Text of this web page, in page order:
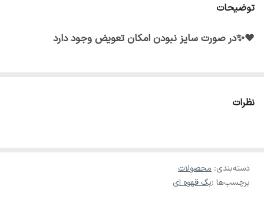
توضیحات
♥️✨در صورت سایز نبودن امکان تعویض وجود دارد
نظرات
دسته‌بندی: محصولات
برچسب‌ها :بگ قهوه ای